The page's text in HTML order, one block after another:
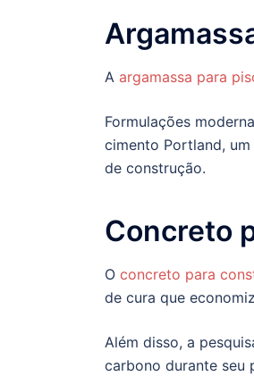
A argamassa para
Formulações
cimento Portland,
de construção.
Concreto
O concreto para
de cura que
Além disso, a
carbono durante seu